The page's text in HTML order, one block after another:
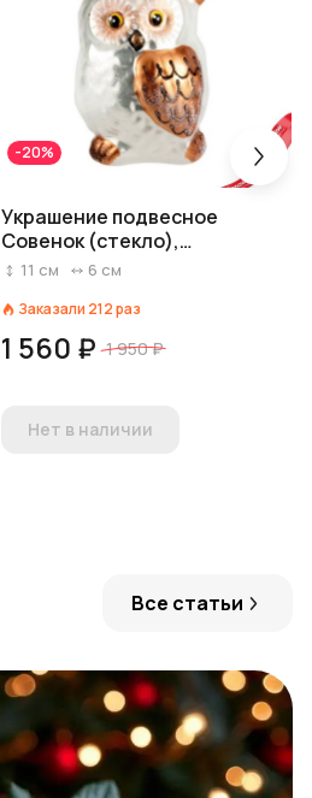
-20%
Украшение подвесное
Совенок (стекло),
Н10,4х5,7х5,7см, белый/
11 см 6 см
Заказали 212раз
1 560 ₽ 1 950 ₽
Нет в наличии
Все статьи